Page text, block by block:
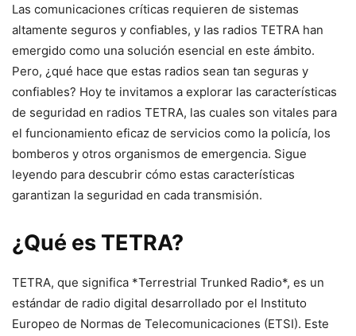
Las comunicaciones críticas requieren de sistemas
altamente seguros y confiables, y las radios TETRA han
emergido como una solución esencial en este ámbito.
Pero, ¿qué hace que estas radios sean tan seguras y
confiables? Hoy te invitamos a explorar las características
de seguridad en radios TETRA, las cuales son vitales para
el funcionamiento eficaz de servicios como la policía, los
bomberos y otros organismos de emergencia. Sigue
leyendo para descubrir cómo estas características
garantizan la seguridad en cada transmisión.
¿Qué es TETRA?
TETRA, que significa *Terrestrial Trunked Radio*, es un
estándar de radio digital desarrollado por el Instituto
Europeo de Normas de Telecomunicaciones (ETSI). Este